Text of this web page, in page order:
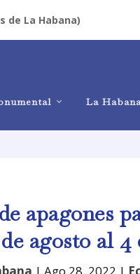
de La Habana)
La
apagones
agosto al